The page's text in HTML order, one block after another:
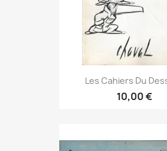
Les Cahiers Du
10,00 €